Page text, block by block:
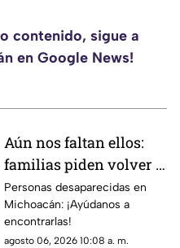
contenido, sigue a
en Google News!
Aún nos faltan ellos:
familias piden volver a
difundir fichas de
búsqueda para que no
sean olvidados
Personas desaparecidas en
Michoacán: ¡Ayúdanos a
encontrarlas!
agosto 06, 2026 10:08 a. m.